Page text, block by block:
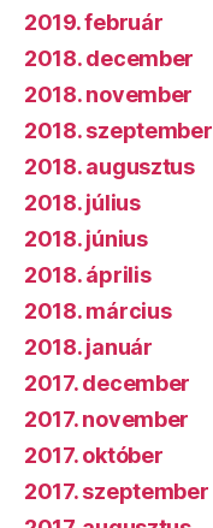
2019. február
2018. december
2018. november
2018. szeptember
2018. augusztus
2018. július
2018. június
2018. április
2018. március
2018. január
2017. december
2017. november
2017. október
2017. szeptember